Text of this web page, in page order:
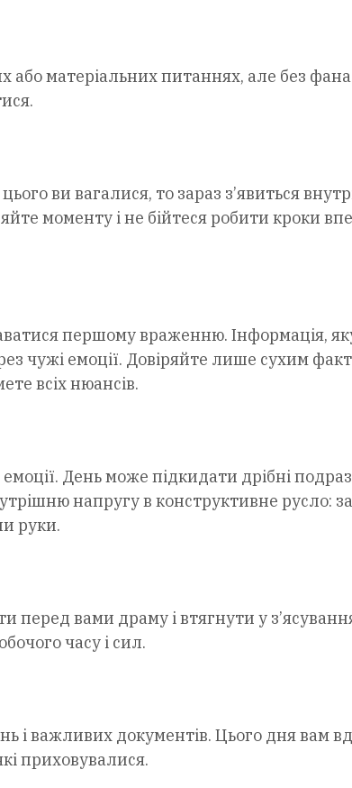
матеріальних питаннях, але без
ви вагалися, то зараз з’явиться
моменту і не бійтеся робити кроки
першому враженню. Інформація,
чужі емоції. Довіряйте лише сухим
всіх нюансів.
День може підкидати дрібні
напругу в конструктивне русло:
руки.
перед вами драму і втягнути у
часу і сил.
і важливих документів. Цього дня вам
приховувалися.